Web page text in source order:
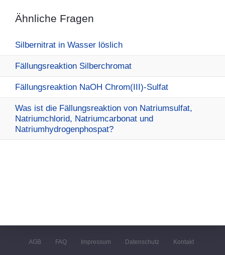
Ähnliche Fragen
Silbernitrat in Wasser löslich
Fällungsreaktion Silberchromat
Fällungsreaktion NaOH Chrom(III)-Sulfat
Was ist die Fällungsreaktion von Natriumsulfat,
Natriumchlorid, Natriumcarbonat und
Natriumhydrogenphospat?
AGB FAQ Impressum Datenschutz Kontakt